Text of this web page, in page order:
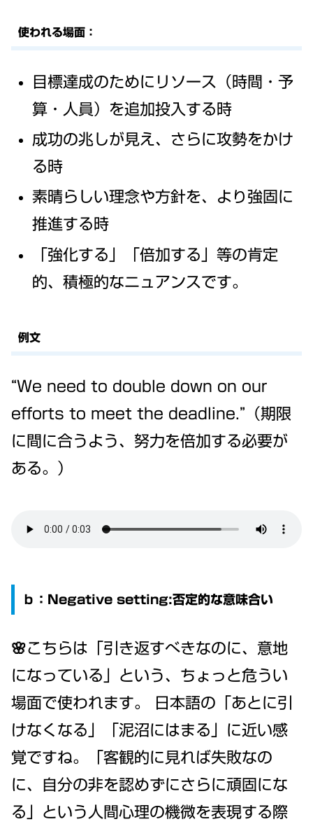
使われる場面：
目標達成のためにリソース（時間・予
算・人員）を追加投入する時
成功の兆しが見え、さらに攻勢をかけ
る時
素晴らしい理念や方針を、より強固に
推進する時
「強化する」「倍加する」等の肯定
的、積極的なニュアンスです。
例文
“We need to double down on our
efforts to meet the deadline.”（期限
に間に合うよう、努力を倍加する必要が
ある。）
ｂ：Negative setting:否定的な意味合い
🌸こちらは「引き返すべきなのに、意地
になっている」という、ちょっと危うい
場面で使われます。 日本語の「あとに引
けなくなる」「泥沼にはまる」に近い感
覚ですね。「客観的に見れば失敗なの
に、自分の非を認めずにさらに頑固にな
る」という人間心理の機微を表現する際